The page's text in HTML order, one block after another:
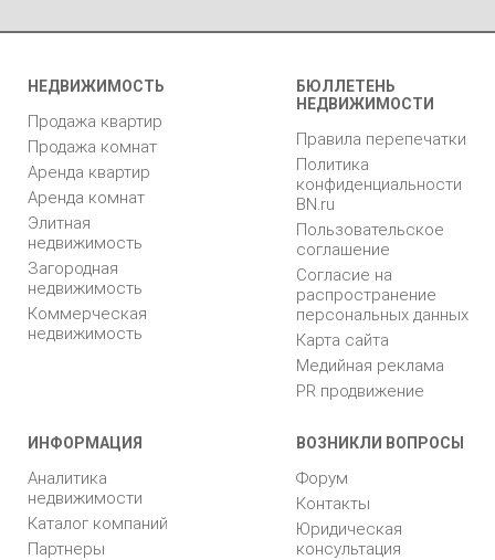
НЕДВИЖИМОСТЬ
Продажа квартир
Продажа комнат
Аренда квартир
Аренда комнат
Элитная
недвижимость
Загородная
недвижимость
Коммерческая
недвижимость
БЮЛЛЕТЕНЬ
НЕДВИЖИМОСТИ
Правила перепечатки
Политика
конфиденциальности
BN.ru
Пользовательское
соглашение
Согласие на
распространение
персональных данных
Карта сайта
Медийная реклама
PR продвижение
ИНФОРМАЦИЯ
Аналитика
недвижимости
Каталог компаний
Партнеры
ВОЗНИКЛИ ВОПРОСЫ
Форум
Контакты
Юридическая
консультация